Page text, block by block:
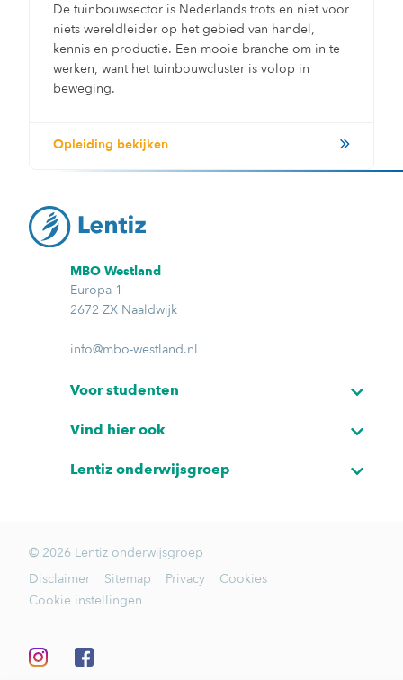
De tuinbouwsector is Nederlands trots en niet voor
niets wereldleider op het gebied van handel,
kennis en productie. Een mooie branche om in te
werken, want het tuinbouwcluster is volop in
beweging.
Opleiding bekijken
MBO Westland
Europa 1
2672 ZX Naaldwijk
info@mbo-westland.nl
Voor studenten
Vind hier ook
Lentiz onderwijsgroep
© 2026 Lentiz onderwijsgroep
Disclaimer
Sitemap Privacy
Cookies
Cookie instellingen